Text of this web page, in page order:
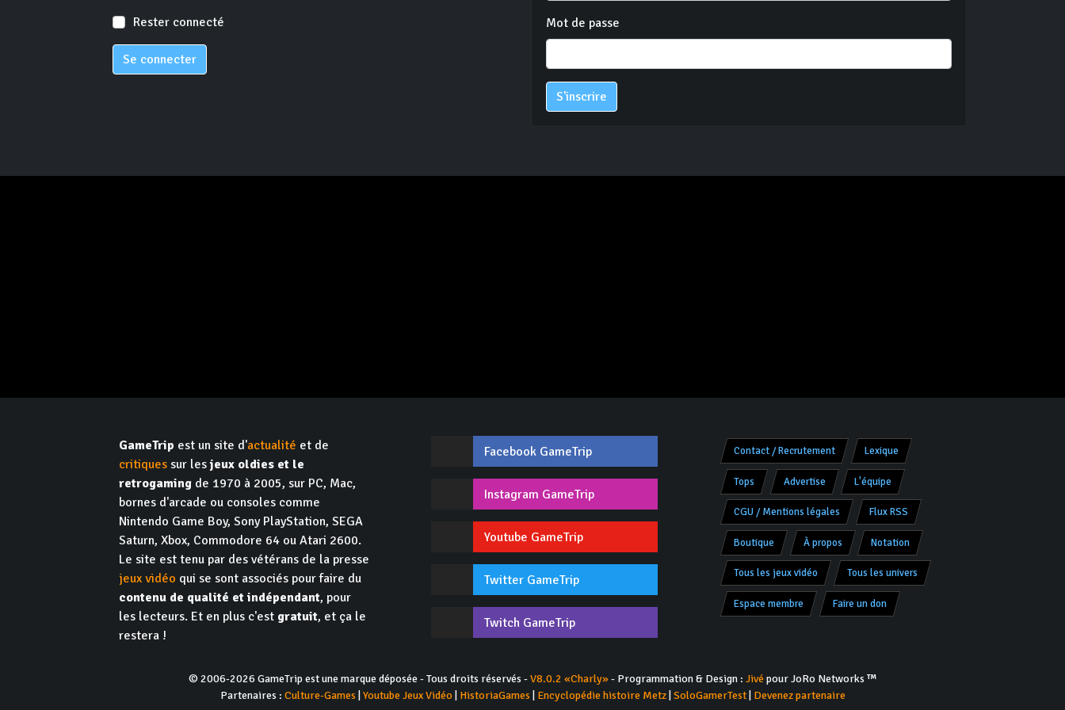
Rester connecté
Se connecter
Mot de passe
S'inscrire
GameTrip est un site d'actualité et de
critiques sur lesjeux oldies et le
retrogaming de 1970 à 2005, sur PC, Mac,
bornes d'arcade ou consoles comme
Nintendo Game Boy, Sony PlayStation, SEGA
Saturn, Xbox, Commodore 64 ou Atari 2600.
Le site est tenu par des vétérans de la presse
jeux vidéo qui se sont associés pour faire du
contenu de qualité et indépendant, pour
les lecteurs. Et en plus c'est gratuit, et ça le
restera !
Facebook GameTrip
Instagram GameTrip
Youtube GameTrip
Twitter GameTrip
Twitch GameTrip
Contact / Recrutement Lexique
Tops Advertise L'équipe
CGU / Mentions légales Flux RSS
Boutique À propos Notation
Tous les jeux vidéo Tous les univers
Espace membre Faire un don
© 2006-2026 GameTrip est une marque déposée - Tous droits réservés -V8.0.2 «Charly»- Programmation & Design : Jivépour JoRo Networks ™
Partenaires : Culture-Games Youtube Jeux Vidéo| HistoriaGames Encyclopédie histoire Metz| SoloGamerTest| Devenez partenaire